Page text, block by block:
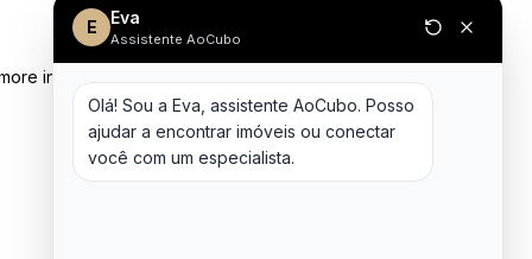
information)
E Eva
Assistente AoCubo
Olá! Sou a Eva, assistente AoCubo. Posso
ajudar a encontrar imóveis ou conectar
você com um especialista.